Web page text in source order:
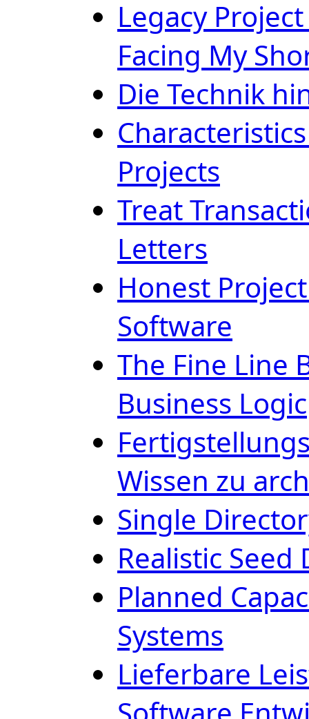
Legacy
Facing My
Die Technik
Projects
Treat
Letters
Honest
Software
The Fine Line
Business Logic
Wissen zu
Single
Realistic Seed
Planned
Systems
Lieferbare